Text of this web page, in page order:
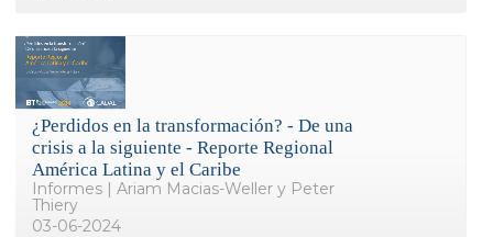
¿Perdidos en la transformación? - De una
crisis a la siguiente - Reporte Regional
América Latina y el Caribe
Informes | Ariam Macias-Weller y Peter
Thiery
03-06-2024